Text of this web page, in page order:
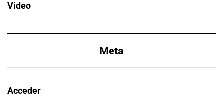
Video
Meta
Acceder